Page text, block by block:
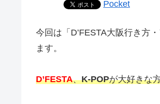
Pocket
今回は「D’FESTA大阪行き方
ます。
D’FESTA、K-POPが大好きな